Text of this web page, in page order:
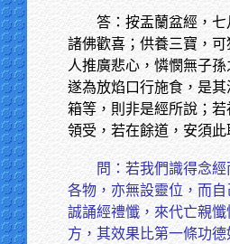
答：按盂蘭盆經，七
諸佛歡喜；供養三寶，
人推廣悲心，憐憫無子孫
遂為放焰口行施食，是
箱等，則非是經所說；
領受，若在餘道，安須此
問：若我們識得念
各物，亦無設靈位，而
誠誦經禮懺，來代亡親
方，其效果比第一條功